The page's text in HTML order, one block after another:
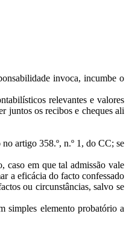
invoca, incumbe o
relevantes e valores
juntos os recibos e cheques ali
artigo 358.º, n.º 1, do CC; se
caso em que tal admissão vale
a eficácia do facto confessado
ou circunstâncias, salvo se
simples elemento probatório a